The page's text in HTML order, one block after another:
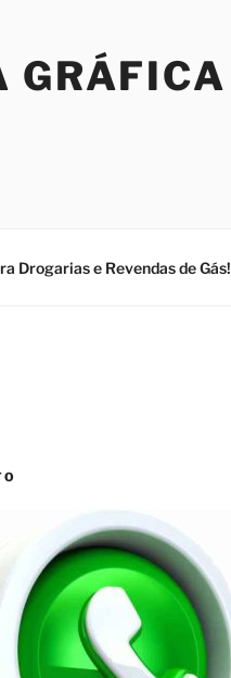
GRÁFICA
Drogarias e Revendas de Gás!